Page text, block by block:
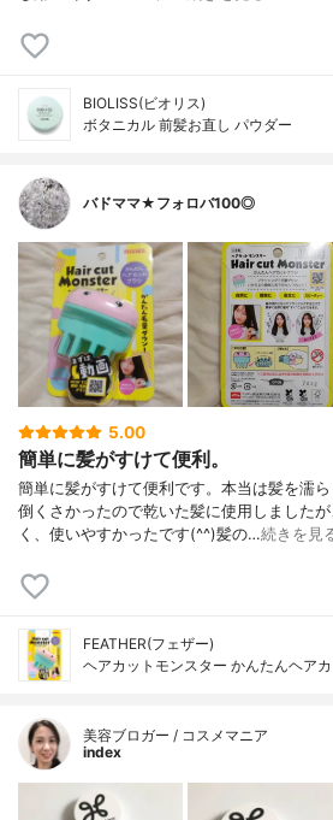
BIOLISS(ビオリス)
ボタニカル 前髪お直し パウダー
バドママ★フォロバ100◎
5.00
簡単に髪がすけて便利。
簡単に髪がすけて便利です。本当は髪を濡
倒くさかったので乾いた髪に使用しました
く、使いやすかったです(^^)髪の…続きを見
FEATHER(フェザー)
ヘアカットモンスター かんたんヘア
美容ブロガー / コスメマニア
index